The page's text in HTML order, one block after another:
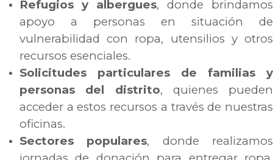
Refugios y albergues, donde brindamos
apoyo a personas en situación de
vulnerabilidad con ropa, utensilios y otros
recursos esenciales.
Solicitudes particulares de familias y
personas del distrito, quienes pueden
acceder a estos recursos a través de nuestras
oficinas.
Sectores populares, donde realizamos